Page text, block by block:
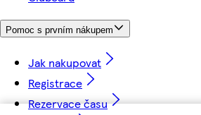
Pomoc s prvním nákupem
Jak nakupovat
Registrace
Rezervace času